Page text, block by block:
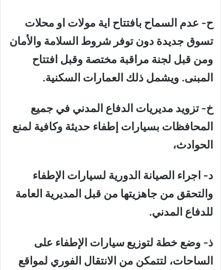
ح‌- عدم السماح بافتتاح اية مولات او محلات
تسوق جديدة دون توفر شروط السلامة والأمان
ومن قبل لجنة مراقبة مختصة وقبل افتتاح
المبنى. ويشمل ذلك العمارات السكنية.
خ‌- تزويد مديريات الدفاع المدني في جميع
المحافظات بسيارات إطفاء حديثة وكافية لمنع
الحوادث،
د‌- اجراء الصيانة الدورية لسيارات الإطفاء
والتحقق من جاهزيتها من قبل المديرية العامة
للدفاع المدني.
ذ‌- وضع خطة لتوزيع سيارات الإطفاء على
الساحات، لتتمكن من الانتقال الفوري لمواقع